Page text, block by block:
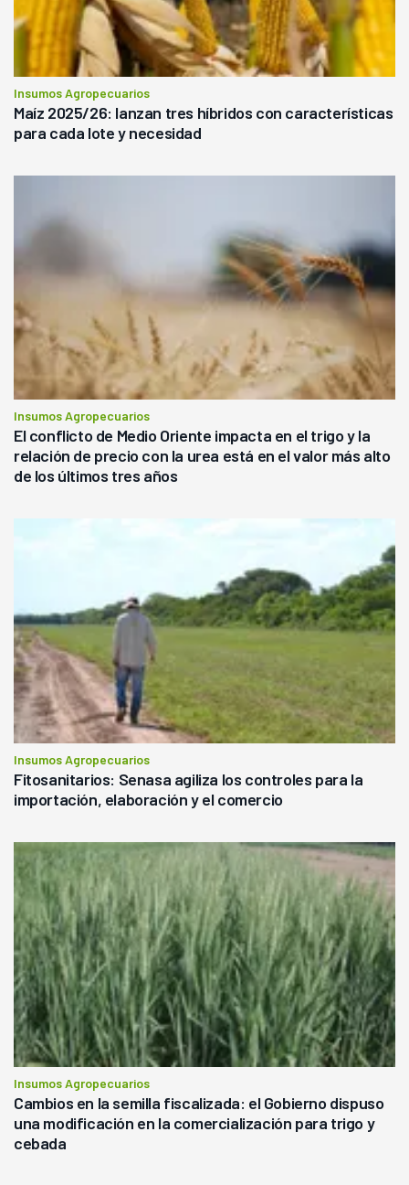
Insumos Agropecuarios
Maíz 2025/26: lanzan tres híbridos con características
para cada lote y necesidad
Insumos Agropecuarios
El conflicto de Medio Oriente impacta en el trigo y la
relación de precio con la urea está en el valor más alto
de los últimos tres años
Insumos Agropecuarios
Fitosanitarios: Senasa agiliza los controles para la
importación, elaboración y el comercio
Insumos Agropecuarios
Cambios en la semilla fiscalizada: el Gobierno dispuso
una modificación en la comercialización para trigo y
cebada